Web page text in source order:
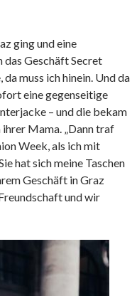
ging und eine
Geschäft Secret
muss ich hinein. Und da
eine gegenseitige
– und die bekam
Mama. „Dann traf
Week, als ich mit
hat sich meine Taschen
Geschäft in Graz
und wir